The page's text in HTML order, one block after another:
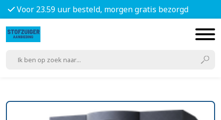
Voor 23.59 uur besteld, morgen gratis bezorgd